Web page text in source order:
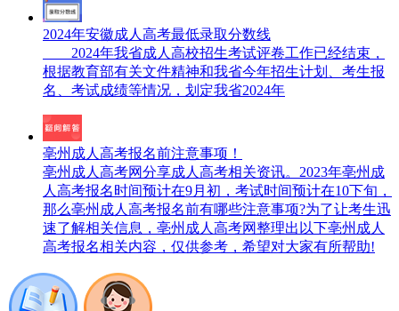
2024年安徽成人高考最低录取分数线
2024年我省成人高校招生考试评卷工作已经结束，
根据教育部有关文件精神和我省今年招生计划、考生报
名、考试成绩等情况，划定我省2024年
亳州成人高考报名前注意事项！
亳州成人高考网分享成人高考相关资讯。2023年亳州成
人高考报名时间预计在9月初，考试时间预计在10下旬，
那么亳州成人高考报名前有哪些注意事项?为了让考生迅
速了解相关信息，亳州成人高考网整理出以下亳州成人
高考报名相关内容，仅供参考，希望对大家有所帮助!